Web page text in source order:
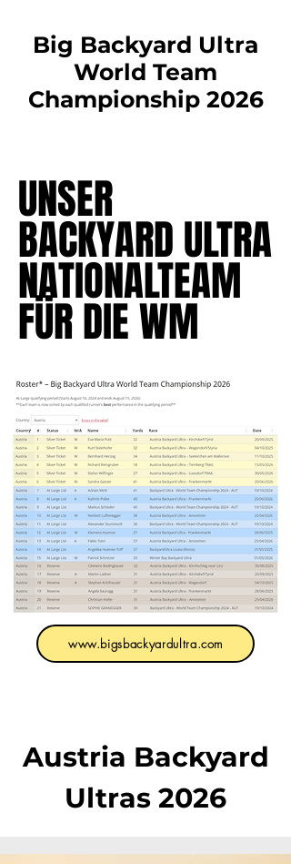
Big Backyard Ultra
World Team
Championship 2026
UNSER
BACKYARD ULTRA
NATIONALTEAM
FÜR DIE WM
UNSER
BACKYARD ULTRA
NATIONALTEAM
FÜR DIE WM
www.bigsbackyardultra.com
Austria Backyard
Ultras 2026